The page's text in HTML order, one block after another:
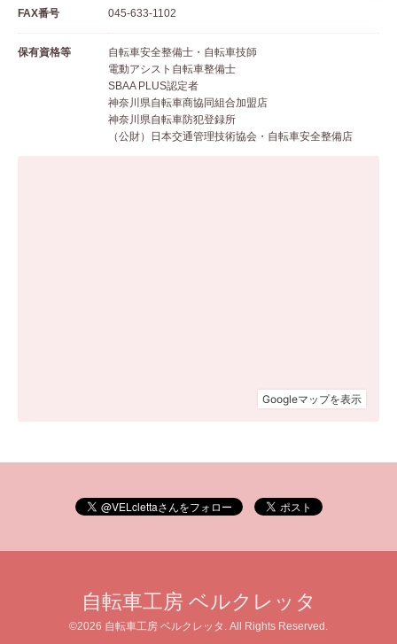
FAX番号 045-633-1102
保有資格等
自転車安全整備士・自転車技師
電動アシスト自転車整備士
SBAA PLUS認定者
神奈川県自転車商協同組合加盟店
神奈川県自転車防犯登録所
（公財）日本交通管理技術協会・自転車安全整備店
自転車工房 ベルクレッタ
©2026 自転車工房 ベルクレッタ . All Rights Reserved.